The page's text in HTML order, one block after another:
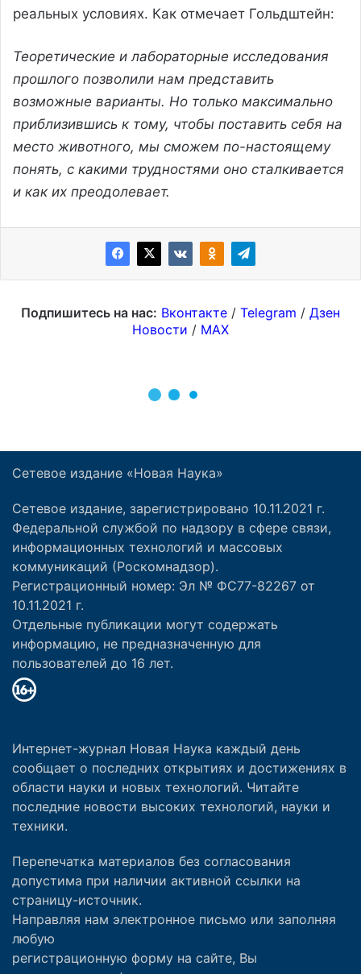
Сетевое издание «Новая Наука»
Сетевое издание, зарегистрировано 10.11.2021 г.
Федеральной службой по надзору в сфере связи,
информационных технологий и массовых
коммуникаций (Роскомнадзор).
Регистрационный номер: Эл № ФС77-82267 от
10.11.2021 г.
Отдельные публикации могут содержать
информацию, не предназначенную для
пользователей до 16 лет.
Интернет-журнал Новая Наука каждый день
сообщает о последних открытиях и достижениях в
области науки и новых технологий. Читайте
последние новости высоких технологий, науки и
техники.
Перепечатка материалов без согласования
допустима при наличии активной ссылки на
страницу-источник.
Направляя нам электронное письмо или заполняя
любую
регистрационную форму на сайте, Вы